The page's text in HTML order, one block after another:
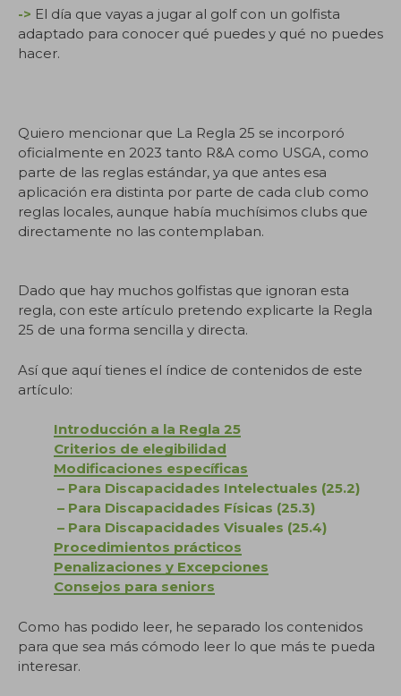
-> El día que vayas a jugar al golf con un golfista
adaptado para conocer qué puedes y qué no puedes
hacer.
Quiero mencionar que La Regla 25 se incorporó
oficialmente en 2023 tanto R&A como USGA, como
parte de las reglas estándar, ya que antes esa
aplicación era distinta por parte de cada club como
reglas locales, aunque había muchísimos clubs que
directamente no las contemplaban.
Dado que hay muchos golfistas que ignoran esta
regla, con este artículo pretendo explicarte la Regla
25 de una forma sencilla y directa.
Así que aquí tienes el índice de contenidos de este
artículo:
Introducción a la Regla 25
Criterios de elegibilidad
Modificaciones específicas
– Para Discapacidades Intelectuales (25.2)
– Para Discapacidades Físicas (25.3)
– Para Discapacidades Visuales (25.4)
Procedimientos prácticos
Penalizaciones y Excepciones
Consejos para seniors
Como has podido leer, he separado los contenidos
para que sea más cómodo leer lo que más te pueda
interesar.